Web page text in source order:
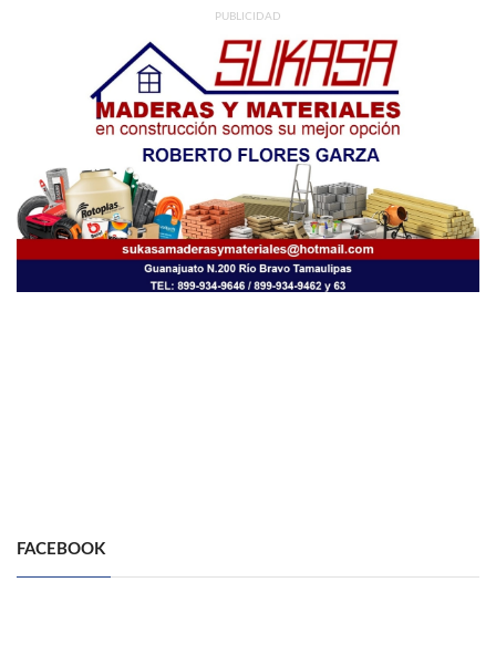
PUBLICIDAD
FACEBOOK